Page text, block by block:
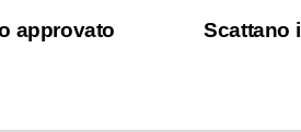
Scattano
approvato